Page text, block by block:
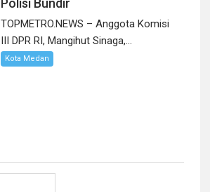
Polisi Bundir
TOPMETRO.NEWS – Anggota Komisi
III DPR RI, Mangihut Sinaga,...
Kota Medan